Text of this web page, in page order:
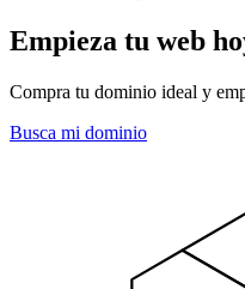
Empieza tu web
Compra tu dominio ideal y
Busca mi dominio